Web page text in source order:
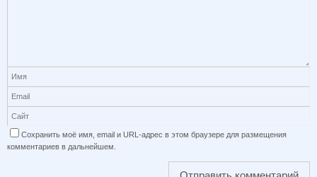
Сохранить моё имя, email и URL-адрес в этом браузере для размещения
комментариев в дальнейшем.